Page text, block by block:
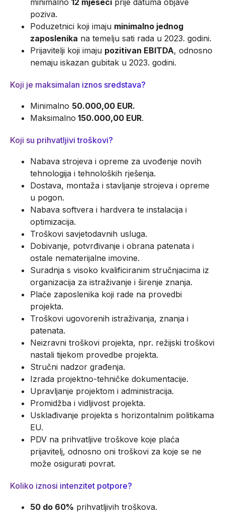
poziva.
Poduzetnici koji imaju minimalno jednog
zaposlenika na temelju sati rada u 2023. godini.
Prijavitelji koji imaju pozitivan EBITDA, odnosno
nemaju iskazan gubitak u 2023. godini.
Koji je maksimalan iznos sredstava?
Minimalno 50.000,00 EUR.
Maksimalno 150.000,00 EUR.
Koji su prihvatljivi troškovi?
Nabava strojeva i opreme za uvođenje novih
tehnologija i tehnoloških rješenja.
Dostava, montaža i stavljanje strojeva i opreme
u pogon.
Nabava softvera i hardvera te instalacija i
optimizacija.
Troškovi savjetodavnih usluga.
Dobivanje, potvrđivanje i obrana patenata i
ostale nematerijalne imovine.
Suradnja s visoko kvalificiranim stručnjacima iz
organizacija za istraživanje i širenje znanja.
Plaće zaposlenika koji rade na provedbi
projekta.
Troškovi ugovorenih istraživanja, znanja i
patenata.
Neizravni troškovi projekta, npr. režijski troškovi
nastali tijekom provedbe projekta.
Stručni nadzor građenja.
Izrada projektno-tehničke dokumentacije.
Upravljanje projektom i administracija.
Promidžba i vidljivost projekta.
Usklađivanje projekta s horizontalnim politikama
EU.
PDV na prihvatljive troškove koje plaća
prijavitelj, odnosno oni troškovi za koje se ne
može osigurati povrat.
Koliko iznosi intenzitet potpore?
50 do 60% prihvatljivih troškova.